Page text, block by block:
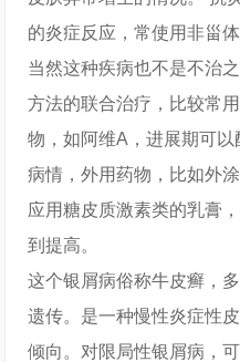
的炎症反应，常使用非甾
当然这种疾病也不是不治
方法的联合治疗，比较常
物，如阿维A，进展期可
病情，外用药物，比如外
应用糖皮质激素类的乳膏
到提高。
这个银屑病俗称牛皮癣，
遗传。是一种慢性炎症性
倾向。对限局性银屑病，